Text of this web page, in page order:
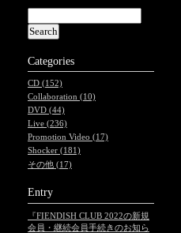
Categories
CD (152)
Collaboration (10)
DVD (44)
Live (236)
Promotion Video (17)
Shocker (181)
その他 (17)
Entry
『FIENDISH CLUB 2022の新規
会員・継続会員手続きのお知ら